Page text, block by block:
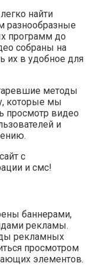
найти
разнообразные
программ до
собраны на
их в удобное для
методы
которые мы
просмотр видео
и
с
и смс!
баннерами,
рекламы.
рекламных
просмотром
элементов.